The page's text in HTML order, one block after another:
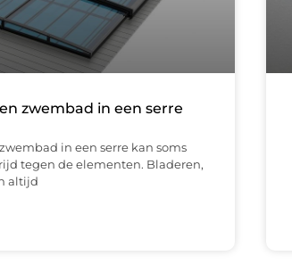
zwembad in een serre
in een serre kan soms
tegen de elementen. Bladeren,
altijd